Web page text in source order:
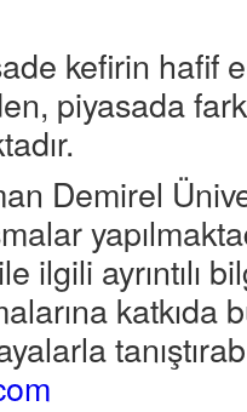
kefirin hafif
piyasada
Demirel
ilgili ayrıntılı
katkıda